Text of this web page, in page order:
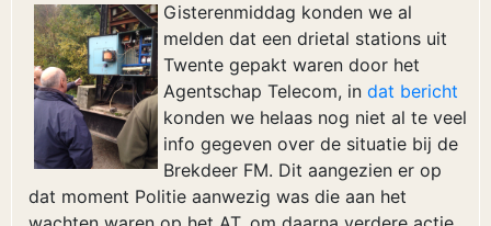
Gisterenmiddag konden we al
melden dat een drietal stations uit
Twente gepakt waren door het
Agentschap Telecom, in dat bericht
konden we helaas nog niet al te veel
info gegeven over de situatie bij de
Brekdeer FM. Dit aangezien er op
dat moment Politie aanwezig was die aan het